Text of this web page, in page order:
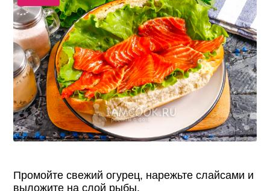
Промойте свежий огурец, нарежьте слайсами и
выложите на слой рыбы.